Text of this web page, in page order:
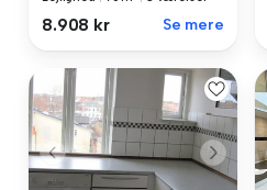
8.908 kr Se mere